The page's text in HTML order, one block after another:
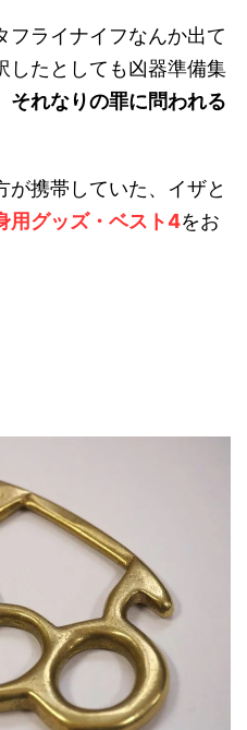
フライナイフなんか出て
したとしても凶器準備集
それなりの罪に問われる
が携帯していた、イザと
用グッズ・ベスト4をお